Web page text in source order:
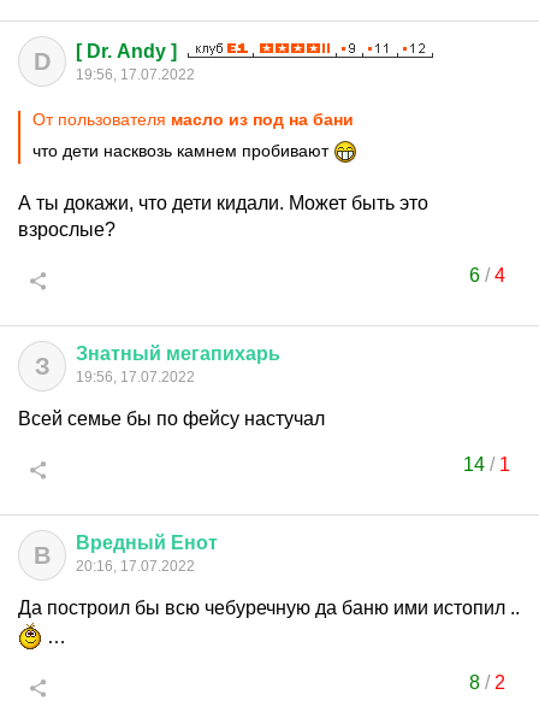
D [ Dr. Andy ]
19:56, 17.07.2022
От пользователя масло из под на бани
что дети насквозь камнем пробивают
А ты докажи, что дети кидали. Может быть это
взрослые?
6/4
З Знатный мегапихарь
19:56, 17.07.2022
Всей семье бы по фейсу настучал
14 / 1
В Вредный Енот
20:16, 17.07.2022
Да построил бы всю чебуречную да баню ими истопил ..
…
8/ 2